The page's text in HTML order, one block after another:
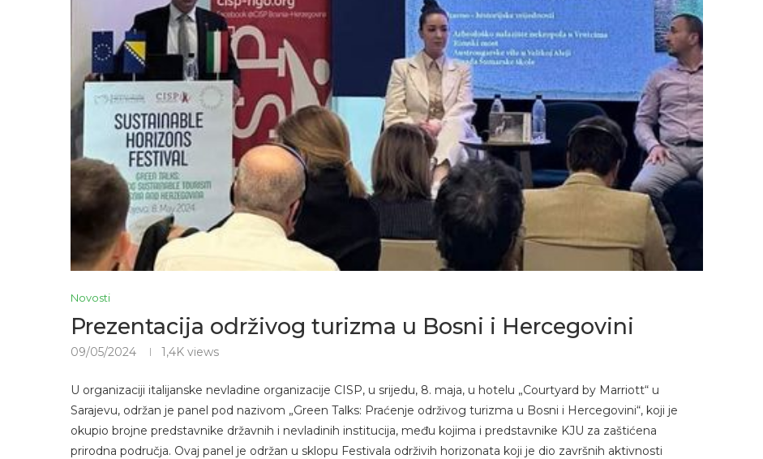
Novosti
Prezentacija održivog turizma u Bosni i Hercegovini
09/05/2024 1,4K views
U organizaciji italijanske nevladine organizacije CISP, u srijedu, 8. maja, u hotelu „Courtyard by Marriott“ u
Sarajevu, održan je panel pod nazivom „Green Talks: Praćenje održivog turizma u Bosni i Hercegovini“, koji je
okupio brojne predstavnike državnih i nevladinih institucija, među kojima i predstavnike KJU za zaštićena
prirodna područja. Ovaj panel je održan u sklopu Festivala održivih horizonata koji je dio završnih aktivnosti